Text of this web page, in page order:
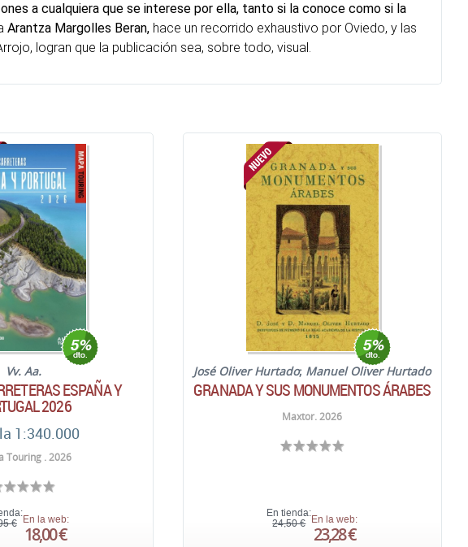
a cualquiera que se interese por ella, tanto si la conoce como si la
Arantza Margolles Beran, hace un recorrido exhaustivo por Oviedo, y las
logran que la publicación sea, sobre todo, visual.
Vv. Aa.
ESPAÑA Y
2026
1:340.000
Touring . 2026
€ En la web:
18,00 €
José Oliver Hurtado; Manuel Oliver Hurtado
GRANADA Y SUS MONUMENTOS ÁRABES
Maxtor. 2026
En tienda:
24,50 €
En la web:
23,28 €